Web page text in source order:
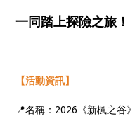
一同踏上探險之旅！
【活動資訊】
📍名稱：2026《新楓之谷